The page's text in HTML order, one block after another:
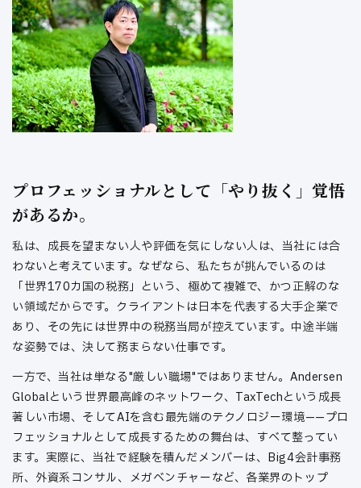
プロフェッショナルとして「やり抜く」覚悟
があるか。
私は、成長を望まない人や評価を気にしない人は、当社には合
わないと考えています。なぜなら、私たちが挑んでいるのは
「世界170カ国の税務」という、極めて複雑で、かつ正解のな
い領域だからです。クライアントは日本を代表する大手企業で
あり、その先には世界中の税務当局が控えています。中途半端
な姿勢では、決して務まらない仕事です。
一方で、当社は単なる"厳しい職場"ではありません。Andersen
Globalという世界最高峰のネットワーク、TaxTechという成長
著しい市場、そしてAIを含む最先端のテクノロジー環境——プロ
フェッショナルとして成長するための舞台は、すべて整ってい
ます。実際に、当社で経験を積んだメンバーは、Big4会計事務
所、外資系コンサル、メガベンチャーなど、各業界のトップ